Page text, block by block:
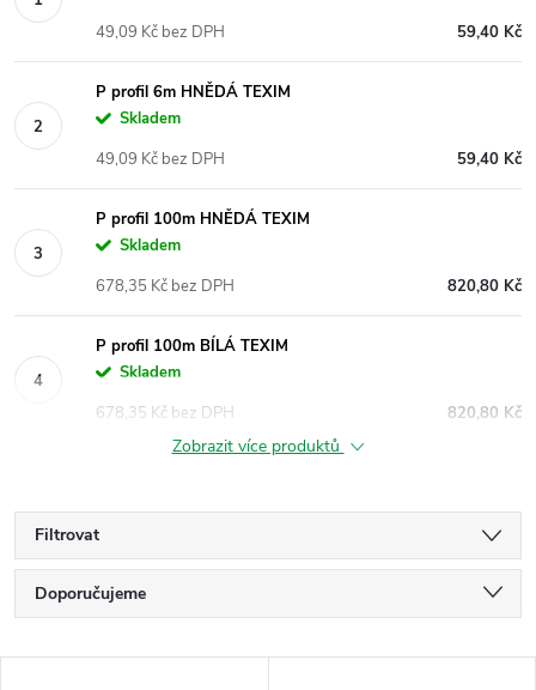
59,40 Kč
49,09 Kč bez DPH
P profil 6m HNĚDÁ TEXIM
Skladem
59,40 Kč
49,09 Kč bez DPH
P profil 100m HNĚDÁ TEXIM
Skladem
820,80 Kč
678,35 Kč bez DPH
P profil 100m BÍLÁ TEXIM
Skladem
820,80 Kč
678,35 Kč bez DPH
Zobrazit více produktů
Filtrovat
Ř
a
Doporučujeme